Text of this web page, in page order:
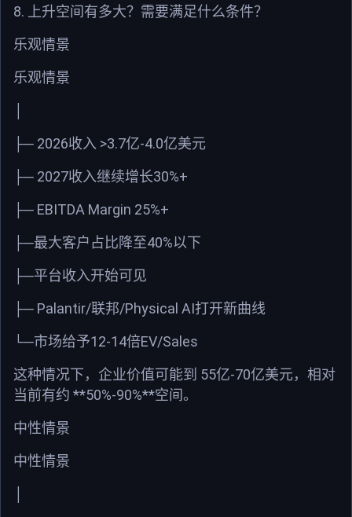
8. 上升空间有多大？需要满足什么条件？
乐观情景
乐观情景
├─ 2026收入 >3.7亿-4.0亿美元
├─ 2027收入继续增长30%+
├─ EBITDA Margin 25%+
├─最大客户占比降至40%以下
├─平台收入开始可见
├─ Palantir/联邦/Physical AI打开新曲线
└─市场给予12-14倍EV/Sales
这种情况下，企业价值可能到 55亿-70亿美元，相对
当前有约 **50%-90%**空间。
中性情景
中性情景